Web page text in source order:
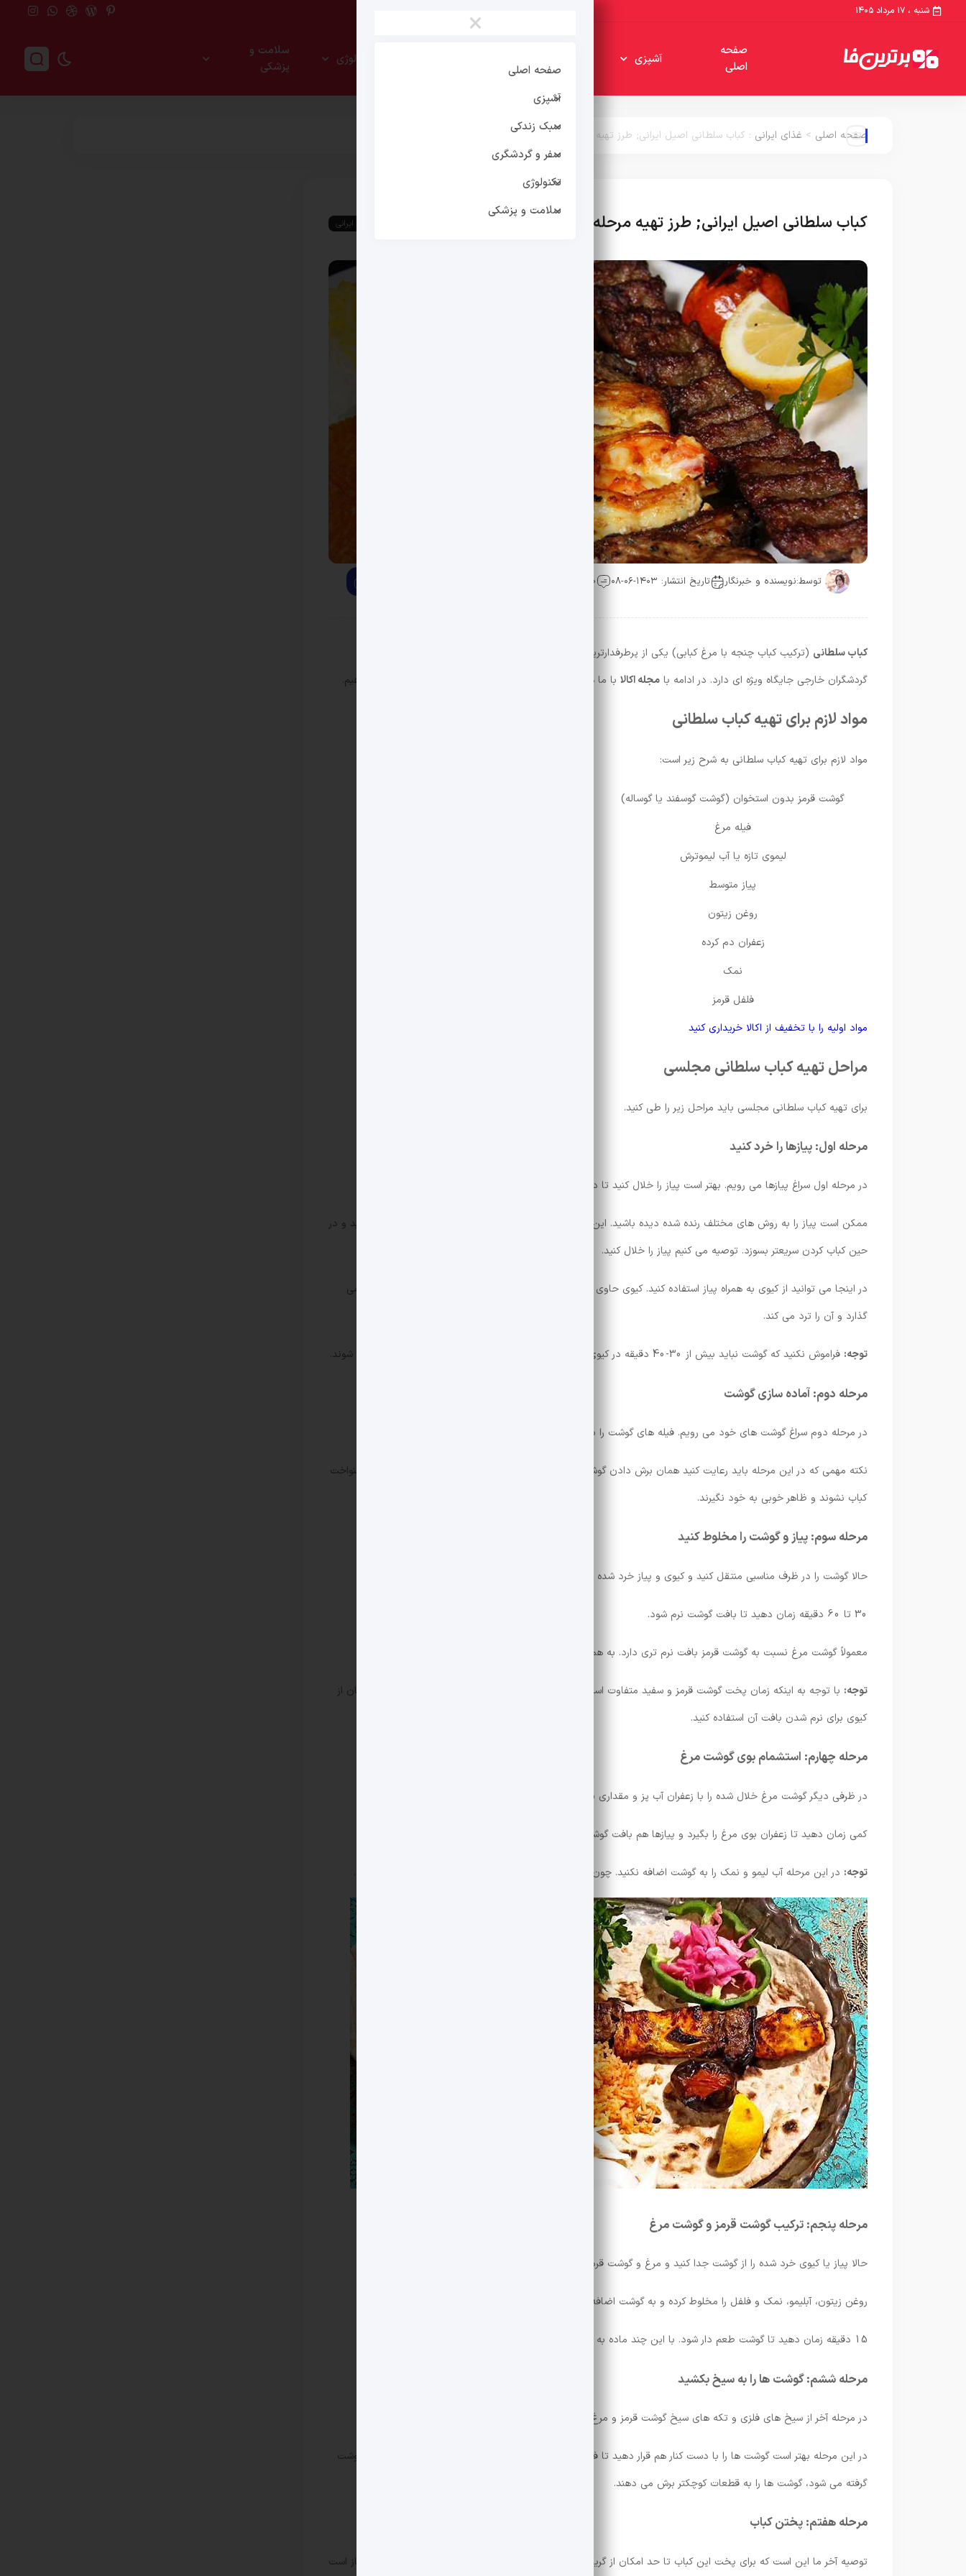
شنبه ، ۱۷ مرداد ۱۴۰۵
صفحه
اصلی
آشپزی تکنولوژی
سلامت و
پزشکی
×
صفحه اصلی
آشپزی
سبک زندکی
سفر و گردشگری
تکنولوژی
سلامت و پزشکی
صفحه اصلی > غذای ایرانی : کباب سلطانی اصیل ایرانی; طرز تهیه مرحله به مرحله در منزل
کباب سلطانی اصیل ایرانی; طرز تهیه مرحله به مرحله در منزل غذای ایرانی
توسط:نویسنده و خبرنگار تاریخ انتشار: ۱۴۰۳-۰۶-۰۸ 0 دیدگاه
کباب سلطانی (ترکیب کباب چنجه با مرغ کبابی) یکی از پرطرفدارترین و
گردشگران خارجی جایگاه ویژه ای دارد. در ادامه با مجله اکالا با ما همراه باشید تا طرز تهیه این کباب مخصوص را توضیح دهیم.
مواد لازم برای تهیه کباب سلطانی
مواد لازم برای تهیه کباب سلطانی به شرح زیر است:
گوشت قرمز بدون استخوان (گوشت گوسفند یا گوساله)
فیله مرغ
لیموی تازه یا آب لیموترش
پیاز متوسط
روغن زیتون
زعفران دم کرده
نمک
فلفل قرمز
مواد اولیه را با تخفیف از اکالا خریداری کنید
مراحل تهیه کباب سلطانی مجلسی
برای تهیه کباب سلطانی مجلسی باید مراحل زیر را طی کنید.
مرحله اول: پیازها را خرد کنید
در مرحله اول سراغ پیازها می رویم. بهتر است پیاز را خلال کنید تا در پایان کار به گوشت نچسبد و به راحتی جدا شود.
ممکن است پیاز را به روش های مختلف رنده شده دیده باشید. این کار باعث می شود که مقداری از پیاز به گوشت شما بچسبد و در
حین کباب کردن سریعتر بسوزد. توصیه می کنیم پیاز را خلال کنید.
در اینجا می توانید از کیوی به همراه پیاز استفاده کنید. کیوی حاوی آنزیمی به نام اکتینیدین است که روی بافت گوشت تاثیر می
گذارد و آن را ترد می کند.
توجه: فراموش نکنید که گوشت نباید بیش از 30-40 دقیقه در کیوی بماند. زیرا ممکن است بافت خود را از دست بدهند و له شوند.
مرحله دوم: آماده سازی گوشت
در مرحله دوم سراغ گوشت های خود می رویم. فیله های گوشت را به شکل مستطیل برش دهید.
نکته مهمی که در این مرحله باید رعایت کنید همان برش دادن گوشت هاست. زیرا در حین کباب کردن ممکن است به طور یکنواخت
کباب نشوند و ظاهر خوبی به خود نگیرند.
مرحله سوم: پیاز و گوشت را مخلوط کنید
حالا گوشت را در ظرف مناسبی منتقل کنید و کیوی و پیاز خرد شده را به آن اضافه کنید.
30 تا 60 دقیقه زمان دهید تا بافت گوشت نرم شود.
معمولاً گوشت مرغ نسبت به گوشت قرمز بافت نرم تری دارد. به همین دلیل ابتدا گوشت قرمز را طعم دار کنید تا تردتر شود.
توجه: با توجه به اینکه زمان پخت گوشت قرمز و سفید متفاوت است باید گوشت قرمز را زودتر طعم دار کنید و در صورت امکان از
کیوی برای نرم شدن بافت آن استفاده کنید.
مرحله چهارم: استشمام بوی گوشت مرغ
در ظرفی دیگر گوشت مرغ خلال شده را با زعفران آب پز و مقداری پیاز مخلوط کنید.
کمی زمان دهید تا زعفران بوی مرغ را بگیرد و پیازها هم بافت گوشت نرم شود.
توجه: در این مرحله آب لیمو و نمک را به گوشت اضافه نکنید. چون باعث سفت شدن گوشت می شود و خوب کباب نمی شود.
مرحله پنجم: ترکیب گوشت قرمز و گوشت مرغ
حالا پیاز یا کیوی خرد شده را از گوشت جدا کنید و مرغ و گوشت قرمز را در ظرف دیگری مخلوط کنید.
روغن زیتون، آبلیمو، نمک و فلفل را مخلوط کرده و به گوشت اضافه کنید.
15 دقیقه زمان دهید تا گوشت طعم دار شود. با این چند ماده به راحتی گوشت ها را برای کباب کردن آماده کردیم.
مرحله ششم: گوشت ها را به سیخ بکشید
در مرحله آخر از سیخ های فلزی و تکه های سیخ گوشت قرمز و مرغ یکی یکی استفاده کنید.
در این مرحله بهتر است گوشت ها را با دست کنار هم قرار دهید تا فضای خالی بین آنها نباشد. چون در حین کباب کردن آب گوشت
گرفته می شود، گوشت ها را به قطعات کوچکتر برش می دهند.
مرحله هفتم: پختن کباب
توصیه آخر ما این است که برای پخت این کباب تا حد امکان از گریل و زغال استفاده کنید، حرارت زغال بسیار بیشتر از شعله گاز است